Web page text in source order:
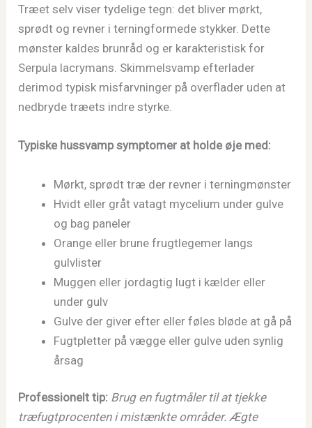
Træet selv viser tydelige tegn: det bliver mørkt,
sprødt og revner i terningformede stykker. Dette
mønster kaldes brunråd og er karakteristisk for
Serpula lacrymans. Skimmelsvamp efterlader
derimod typisk misfarvninger på overflader uden at
nedbryde træets indre styrke.
Typiske hussvamp symptomer at holde øje med:
Mørkt, sprødt træ der revner i terningmønster
Hvidt eller gråt vatagt mycelium under gulve
og bag paneler
Orange eller brune frugtlegemer langs
gulvlister
Muggen eller jordagtig lugt i kælder eller
under gulv
Gulve der giver efter eller føles bløde at gå på
Fugtpletter på vægge eller gulve uden synlig
årsag
Professionelt tip: Brug en fugtmåler til at tjekke
træfugtprocenten i mistænkte områder. Ægte